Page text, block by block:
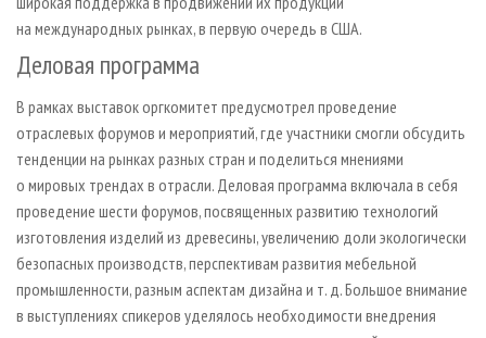
на международных рынках, в первую очередь в США.
Деловая программа
В рамках выставок оргкомитет предусмотрел проведение
отраслевых форумов и мероприятий, где участники смогли обсудить
тенденции на рынках разных стран и поделиться мнениями
о мировых трендах в отрасли. Деловая программа включала в себя
проведение шести форумов, посвященных развитию технологий
изготовления изделий из древесины, увеличению доли экологически
безопасных производств, перспективам развития мебельной
промышленности, разным аспектам дизайна и т. д. Большое внимание
в выступлениях спикеров уделялось необходимости внедрения